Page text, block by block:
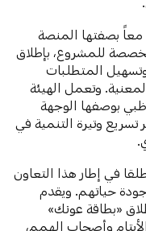
بصفتها المنصة
للمشروع، بإطلاق
المتطلبات
وتعمل الهيئة
بوصفها الوجهة
وتيرة التنمية في
في إطار هذا التعاون
حياتهم. ويقدم
«بطاقة عونك»
وأصحاب الهمم،